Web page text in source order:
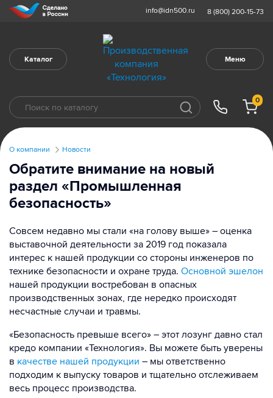
info@idn500.ru 8 (800) 200-15-73
Каталог Меню
0
О компании Новости
Обратите внимание на новый
раздел «Промышленная
безопасность»
Совсем недавно мы стали «на голову выше» – оценка
выставочной деятельности за 2019 год показала
интерес к нашей продукции со стороны инженеров по
технике безопасности и охране труда. Основной эшелон
нашей продукции востребован в опасных
производственных зонах, где нередко происходят
несчастные случаи и травмы.
«Безопасность превыше всего» – этот лозунг давно стал
кредо компании «Технология». Вы можете быть уверены
в качестве нашей продукции – мы ответственно
подходим к выпуску товаров и тщательно отслеживаем
весь процесс производства.